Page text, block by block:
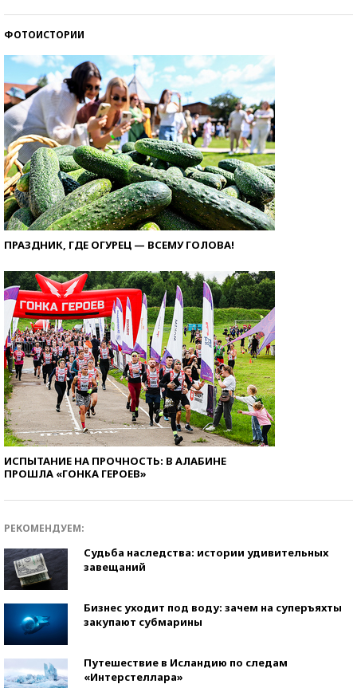
ФОТОИСТОРИИ
ПРАЗДНИК, ГДЕ ОГУРЕЦ — ВСЕМУ ГОЛОВА!
ИСПЫТАНИЕ НА ПРОЧНОСТЬ: В АЛАБИНЕ
ПРОШЛА «ГОНКА ГЕРОЕВ»
РЕКОМЕНДУЕМ:
Судьба наследства: истории удивительных
завещаний
Бизнес уходит под воду: зачем на суперъяхты
закупают субмарины
Путешествие в Исландию по следам
«Интерстеллара»